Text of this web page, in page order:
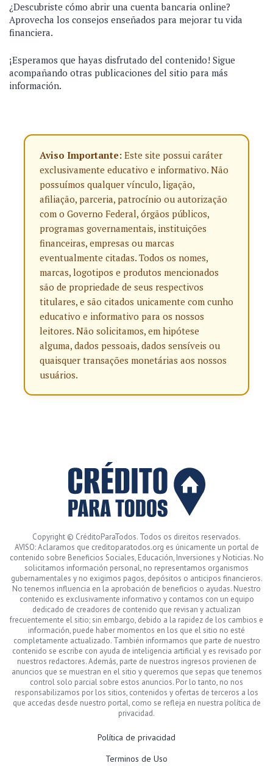
¿Descubriste cómo abrir una cuenta bancaria online?
Aprovecha los consejos enseñados para mejorar tu vida
financiera.
¡Esperamos que hayas disfrutado del contenido! Sigue
acompañando otras publicaciones del sitio para más
información.
Aviso Importante: Este site possui caráter
exclusivamente educativo e informativo. Não
possuímos qualquer vínculo, ligação,
afiliação, parceria, patrocínio ou autorização
com o Governo Federal, órgãos públicos,
programas governamentais, instituições
financeiras, empresas ou marcas
eventualmente citadas. Todos os nomes,
marcas, logotipos e produtos mencionados
são de propriedade de seus respectivos
titulares, e são citados unicamente com cunho
educativo e informativo para os nossos
leitores. Não solicitamos, em hipótese
alguma, dados pessoais, dados sensíveis ou
quaisquer transações monetárias aos nossos
usuários.
Copyright © CréditoParaTodos. Todos os direitos reservados.
AVISO: Aclaramos que creditoparatodos.org es únicamente un portal de
contenido sobre Beneficios Sociales, Educación, Inversiones y Noticias. No
solicitamos información personal, no representamos organismos
gubernamentales y no exigimos pagos, depósitos o anticipos financieros.
No tenemos influencia en la aprobación de beneficios o ayudas. Nuestro
contenido es exclusivamente informativo y contamos con un equipo
dedicado de creadores de contenido que revisan y actualizan
frecuentemente el sitio; sin embargo, debido a la rapidez de los cambios e
información, puede haber momentos en los que el sitio no esté
completamente actualizado. También informamos que parte de nuestro
contenido se escribe con ayuda de inteligencia artificial y es revisado por
nuestros redactores. Además, parte de nuestros ingresos provienen de
anuncios que se muestran en el sitio y queremos que sepas que tenemos
control solo parcial sobre estos anuncios. Por lo tanto, no nos
responsabilizamos por los sitios, contenidos y ofertas de terceros a los
que accedas desde nuestro portal, como se refleja en nuestra política de
privacidad.
Política de privacidad
Terminos de Uso